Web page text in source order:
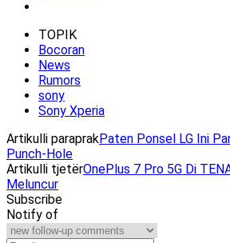
TOPIK
Bocoran
News
Rumors
sony
Sony Xperia
Artikulli paraprakPaten Ponsel LG Ini
Punch-Hole
Artikulli tjetërOnePlus 7 Pro 5G Di
Meluncur
Subscribe
Notify of